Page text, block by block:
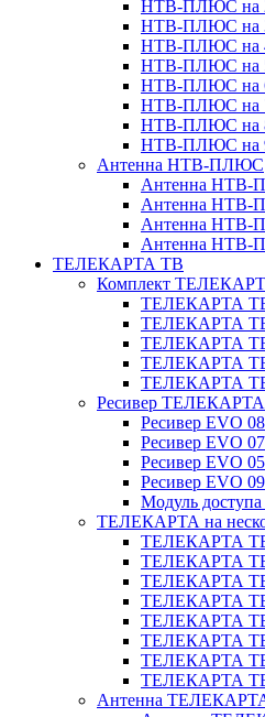
НТВ-ПЛЮС на
НТВ-ПЛЮС на
НТВ-ПЛЮС на
НТВ-ПЛЮС на
НТВ-ПЛЮС на
НТВ-ПЛЮС на
НТВ-ПЛЮС на
НТВ-ПЛЮС на
Антенна НТВ-ПЛЮС
Антенна НТВ-
Антенна НТВ-
Антенна НТВ-
Антенна НТВ-
ТЕЛЕКАРТА ТВ
Комплект
ТЕЛЕКАРТА
ТЕЛЕКАРТА
ТЕЛЕКАРТА
ТЕЛЕКАРТА
ТЕЛЕКАРТА
Ресивер
Ресивер EVO
Ресивер EVO
Ресивер EVO
Ресивер EVO
Модуль
ТЕЛЕКАРТА на
ТЕЛЕКАРТА
ТЕЛЕКАРТА
ТЕЛЕКАРТА
ТЕЛЕКАРТА
ТЕЛЕКАРТА
ТЕЛЕКАРТА
ТЕЛЕКАРТА
ТЕЛЕКАРТА
Антенна